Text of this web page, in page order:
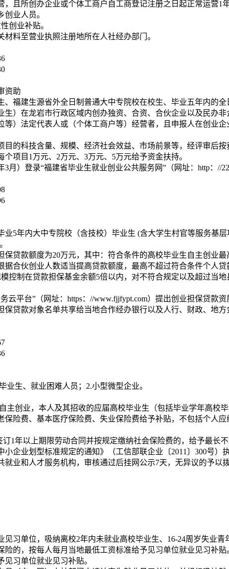
，且所创办企业或个体工商户自工商登记注册之日起正常运营1
业人员。
创业补贴。
料至营业执照注册地所在人社经办部门。
资助
、福建生源省外全日制普通大中专院校在校生、毕业五年内的
）在龙岩市行政区域内创办独资、合资、合伙企业以及民办
）法定代表人或（个体工商户等）经营者，且申报人在创业
目的科技含量、规模、经济社会效益、市场前景等，经评审后
项目1万元、2万元、3万元、5万元给予资金扶持。
月）登录“福建省毕业生就业创业公共服务网”（网址：http：//
业5年内大中专院校（含技校）毕业生 (含大学生村官等服务基
保贷款额度为20万元，其中：符合条件的高校毕业生自主创业
合伙创业人数适当提高贷款额度，最高不超过符合条件个人
控制在贷款担保基金余额5倍以内，对不符合规定以及超过当
云平台”（网址：https：//www.fjjfypt.com）提出创业担保贷款
贷款对象名单共享给当地合作经办银行以及人行、财政、地
业生、就业困难人员；2.小型微型企业。
主创业，本人及其招收的应届高校毕业生（包括毕业学年高校
保险费、基本医疗保险费、失业保险费给予补贴，不包括个人
1年以上期限劳动合同并按规定缴纳社会保险费的，给予最长
企业划型标准规定的通知》（工信部联企业〔2011〕300号）执
就业和人才服务机构，审核通过后挂网公示7天，无异议的予以
习单位，吸纳离校2年内未就业高校毕业生、16-24周岁失业
的，按每人每月当地最低工资标准给予见习单位就业见习补贴
习单位就业见习补贴。